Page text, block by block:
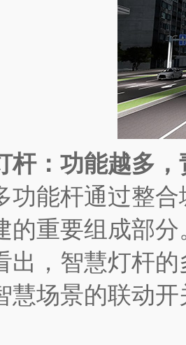
杆：功能越多
杆通过整合
的重要组成部分
智慧灯杆的
慧场景的联动